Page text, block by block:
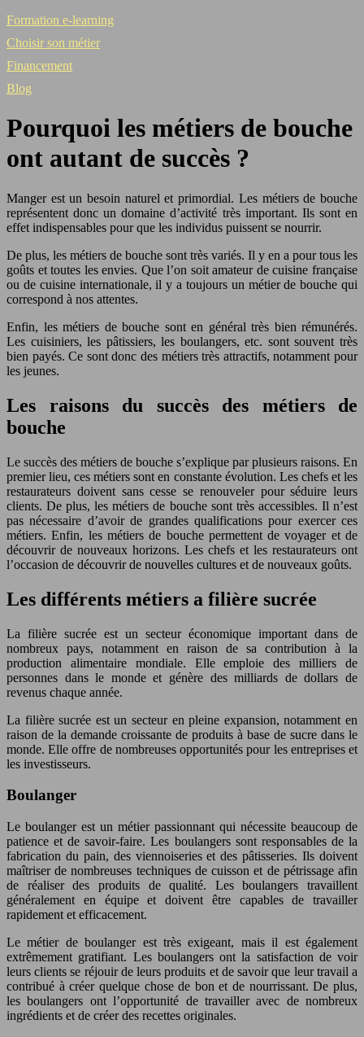
Formation e-learning
Choisir son métier
Financement
Blog
Pourquoi les métiers de bouche
ont autant de succès ?
Manger est un besoin naturel et primordial. Les métiers de bouche
représentent donc un domaine d’activité très important. Ils sont en
effet indispensables pour que les individus puissent se nourrir.
De plus, les métiers de bouche sont très variés. Il y en a pour tous les
goûts et toutes les envies. Que l’on soit amateur de cuisine française
ou de cuisine internationale, il y a toujours un métier de bouche qui
correspond à nos attentes.
Enfin, les métiers de bouche sont en général très bien rémunérés.
Les cuisiniers, les pâtissiers, les boulangers, etc. sont souvent très
bien payés. Ce sont donc des métiers très attractifs, notamment pour
les jeunes.
Les raisons du succès des métiers de
bouche
Le succès des métiers de bouche s’explique par plusieurs raisons. En
premier lieu, ces métiers sont en constante évolution. Les chefs et les
restaurateurs doivent sans cesse se renouveler pour séduire leurs
clients. De plus, les métiers de bouche sont très accessibles. Il n’est
pas nécessaire d’avoir de grandes qualifications pour exercer ces
métiers. Enfin, les métiers de bouche permettent de voyager et de
découvrir de nouveaux horizons. Les chefs et les restaurateurs ont
l’occasion de découvrir de nouvelles cultures et de nouveaux goûts.
Les différents métiers a filière sucrée
La filière sucrée est un secteur économique important dans de
nombreux pays, notamment en raison de sa contribution à la
production alimentaire mondiale. Elle emploie des milliers de
personnes dans le monde et génère des milliards de dollars de
revenus chaque année.
La filière sucrée est un secteur en pleine expansion, notamment en
raison de la demande croissante de produits à base de sucre dans le
monde. Elle offre de nombreuses opportunités pour les entreprises et
les investisseurs.
Boulanger
Le boulanger est un métier passionnant qui nécessite beaucoup de
patience et de savoir-faire. Les boulangers sont responsables de la
fabrication du pain, des viennoiseries et des pâtisseries. Ils doivent
maîtriser de nombreuses techniques de cuisson et de pétrissage afin
de réaliser des produits de qualité. Les boulangers travaillent
généralement en équipe et doivent être capables de travailler
rapidement et efficacement.
Le métier de boulanger est très exigeant, mais il est également
extrêmement gratifiant. Les boulangers ont la satisfaction de voir
leurs clients se réjouir de leurs produits et de savoir que leur travail a
contribué à créer quelque chose de bon et de nourrissant. De plus,
les boulangers ont l’opportunité de travailler avec de nombreux
ingrédients et de créer des recettes originales.